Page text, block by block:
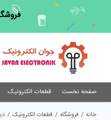
content
صفحه نخست قطعات الکترونیک
خانه / فروشگاه / قطعات الکترونیک /